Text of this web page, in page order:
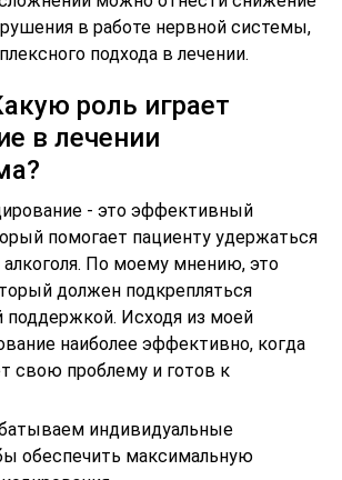
в работе нервной системы,
подхода в лечении.
роль играет
в лечении
- это эффективный
помогает пациенту удержаться
алкоголя. По моему мнению, это
должен подкрепляться
поддержкой. Исходя из моей
наиболее эффективно, когда
свою проблему и готов к
индивидуальные
обеспечить максимальную